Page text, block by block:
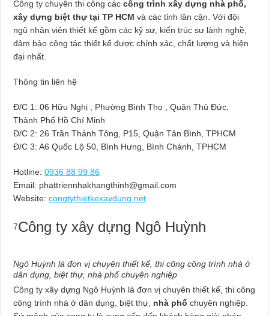
Công ty chuyên thi công cáccông trình xây dựng nhà phố,
xây dựng biệt thự tại TP HCM và các tỉnh lân cận. Với đội
ngũ nhân viên thiết kế gồm các kỹ sư, kiến trúc sư lành nghề,
đảm bảo công tác thiết kế được chính xác, chất lượng và hiện
đại nhất.
Thông tin liên hệ
Đ/C 1: 06 Hữu Nghị , Phường Bình Thọ , Quận Thủ Đức,
Thành Phố Hồ Chí Minh
Đ/C 2: 26 Trần Thánh Tông, P15, Quận Tân Bình, TPHCM
Đ/C 3: A6 Quốc Lộ 50, Bình Hưng, Bình Chánh, TPHCM
Hotline: 0936 88 99 86
Email: phattriennhakhangthinh@gmail.com
Website:congtythietkexaydung.net
7Công ty xây dựng Ngô Huỳnh
Ngô Huỳnh là đơn vị chuyên thiết kế, thi công công trình nhà ở
dân dụng, biệt thự, nhà phố chuyên nghiệp
Công ty xây dựng Ngô Huỳnh là đơn vị chuyên thiết kế, thi công
công trình nhà ở dân dụng, biệt thự, nhà phố chuyên nghiệp.